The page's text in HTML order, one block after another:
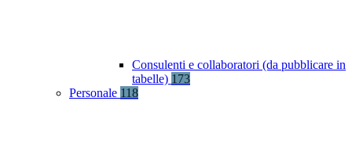
Consulenti e collaboratori (da pubblicare in
tabelle) 173
Personale 118